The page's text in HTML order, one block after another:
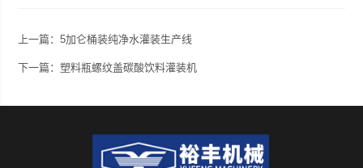
上一篇：5加仑桶装纯净水灌装生产线
下一篇：塑料瓶螺纹盖碳酸饮料灌装机